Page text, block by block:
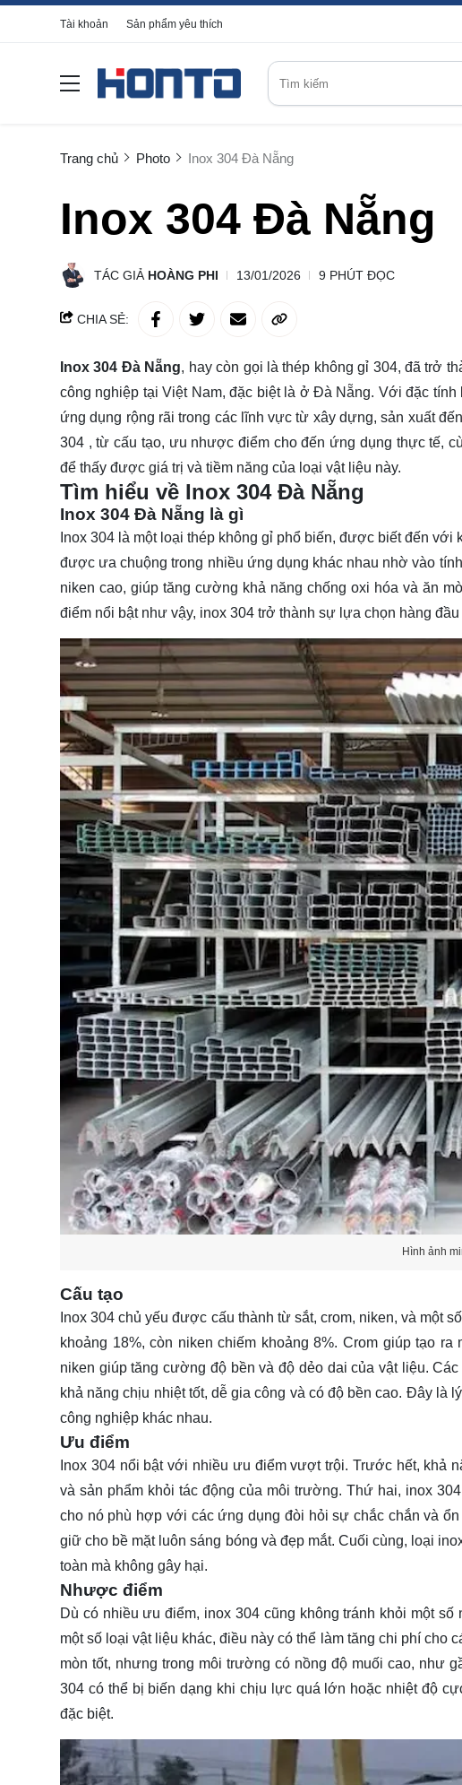
Tài khoản Sản phẩm yêu thích
Trang chủ Photo Inox 304 Đà Nẵng
Inox 304 Đà Nẵng
TÁC GIẢ HOÀNG PHI 13/01/2026 9 PHÚT ĐỌC
CHIA SẺ:
Inox 304 Đà Nẵng, hay còn gọi là thép không gỉ 304, đã trở
công nghiệp tại Việt Nam, đặc biệt là ở Đà Nẵng. Với đặc
ứng dụng rộng rãi trong các lĩnh vực từ xây dựng, sản xuất
304 , từ cấu tạo, ưu nhược điểm cho đến ứng dụng thực tế,
để thấy được giá trị và tiềm năng của loại vật liệu này.
Tìm hiểu về Inox 304 Đà Nẵng
Inox 304 Đà Nẵng là gì
Inox 304 là một loại thép không gỉ phổ biến, được biết đến
được ưa chuộng trong nhiều ứng dụng khác nhau nhờ vào
niken cao, giúp tăng cường khả năng chống oxi hóa và ăn
điểm nổi bật như vậy, inox 304 trở thành sự lựa chọn hàng
Hình ảnh
Cấu tạo
Inox 304 chủ yếu được cấu thành từ sắt, crom, niken, và một
khoảng 18%, còn niken chiếm khoảng 8%. Crom giúp tạo
niken giúp tăng cường độ bền và độ dẻo dai của vật liệu.
khả năng chịu nhiệt tốt, dễ gia công và có độ bền cao. Đây là
công nghiệp khác nhau.
Ưu điểm
Inox 304 nổi bật với nhiều ưu điểm vượt trội. Trước hết, khả
và sản phẩm khỏi tác động của môi trường. Thứ hai, inox
cho nó phù hợp với các ứng dụng đòi hỏi sự chắc chắn và
giữ cho bề mặt luôn sáng bóng và đẹp mắt. Cuối cùng, loại
toàn mà không gây hại.
Nhược điểm
Dù có nhiều ưu điểm, inox 304 cũng không tránh khỏi một
một số loại vật liệu khác, điều này có thể làm tăng chi phí cho
mòn tốt, nhưng trong môi trường có nồng độ muối cao, như
304 có thể bị biến dạng khi chịu lực quá lớn hoặc nhiệt độ
đặc biệt.